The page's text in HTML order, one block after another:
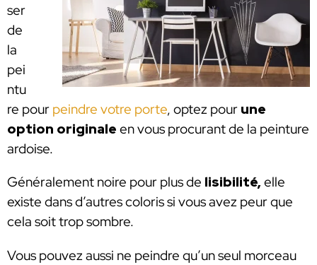
ser
de
la
pei
ntu
re pour peindre votre porte, optez pour une
option originale en vous procurant de la peinture
ardoise.
Généralement noire pour plus de lisibilité,elle
existe dans d’autres coloris si vous avez peur que
cela soit trop sombre.
Vous pouvez aussi ne peindre qu’un seul morceau